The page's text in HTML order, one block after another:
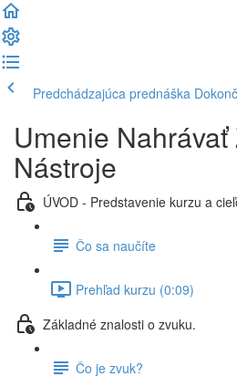
Predchádzajúca prednáška
Umenie Nahrávať
Nástroje
ÚVOD - Predstavenie kurzu a
Čo sa naučíte
Prehľad kurzu (0:09)
Základné znalosti o zvuku.
Čo je zvuk?